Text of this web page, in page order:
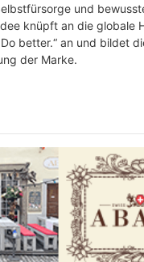
und
knüpft an die globale
better.“ an und bildet
der Marke.